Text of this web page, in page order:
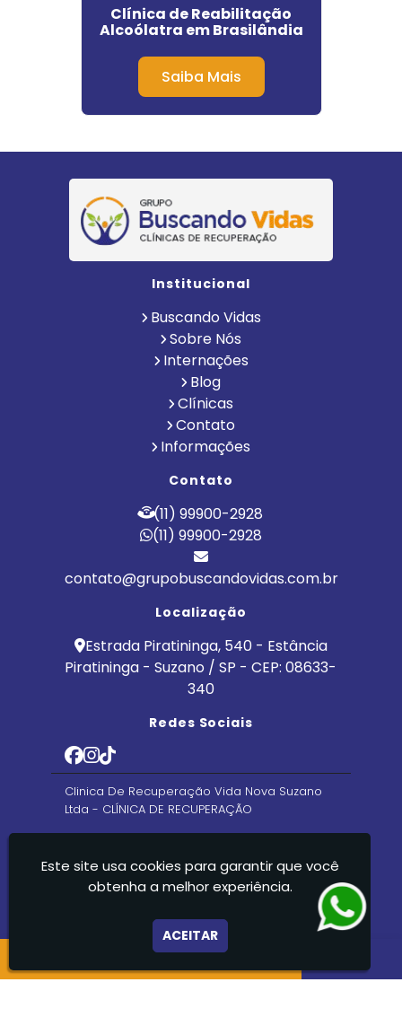
Clínica de Reabilitação
Alcoólatra em Brasilândia
Saiba Mais
Institucional
Buscando Vidas
Sobre Nós
Internações
Blog
Clínicas
Contato
Informações
Contato
(11) 99900-2928
(11) 99900-2928
contato@grupobuscandovidas.com.br
Localização
Estrada Piratininga, 540 - Estância
Piratininga - Suzano / SP - CEP: 08633-
340
Redes Sociais
Clinica De Recuperação Vida Nova Suzano
Ltda - CLÍNICA DE RECUPERAÇÃO
Este site usa cookies para garantir que você
obtenha a melhor experiência.
ACEITAR